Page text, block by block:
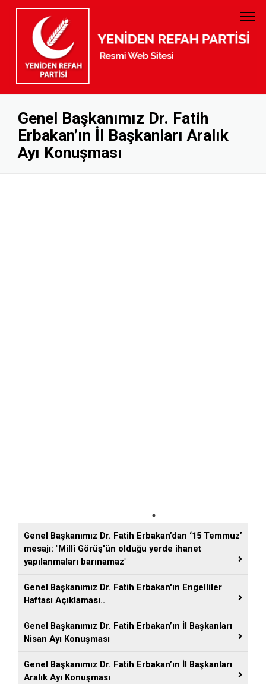
Genel Başkanımız Dr. Fatih
Erbakan’ın İl Başkanları Aralık
Ayı Konuşması
Genel Başkanımız Dr. Fatih Erbakan’dan ‘15 Temmuz’
mesajı: "Millî Görüş'ün olduğu yerde ihanet
yapılanmaları barınamaz"
Genel Başkanımız Dr. Fatih Erbakan'ın Engelliler
Haftası Açıklaması..
Genel Başkanımız Dr. Fatih Erbakan’ın İl Başkanları
Nisan Ayı Konuşması
Genel Başkanımız Dr. Fatih Erbakan’ın İl Başkanları
Aralık Ayı Konuşması
PARTİ TÜZÜĞÜ
PARTİ PROGRAMI
KURUMSAL KİMLİK
GENEL BAŞKAN
DİSİPLİN KURULU